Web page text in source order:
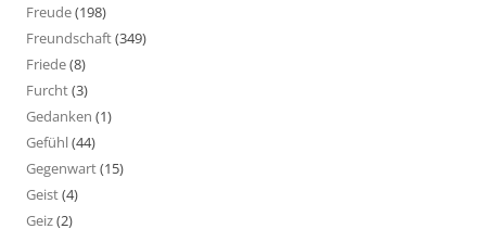
Freude(198)
Freundschaft(349)
Friede(8)
Furcht(3)
Gedanken (1)
Gefühl(44)
Gegenwart(15)
Geist(4)
Geiz(2)